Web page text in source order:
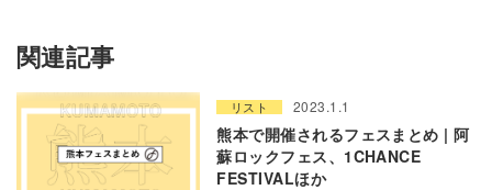
関連記事
リスト 2023.1.1
熊本で開催されるフェスまとめ | 阿
蘇ロックフェス、1CHANCE
FESTIVALほか